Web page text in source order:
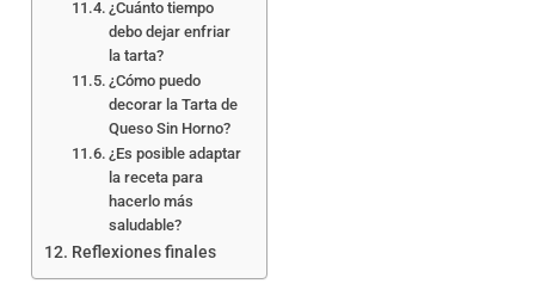
¿Cuánto tiempo
debo dejar enfriar
la tarta?
¿Cómo puedo
decorar la Tarta de
Queso Sin Horno?
¿Es posible adaptar
la receta para
hacerlo más
saludable?
Reflexiones finales